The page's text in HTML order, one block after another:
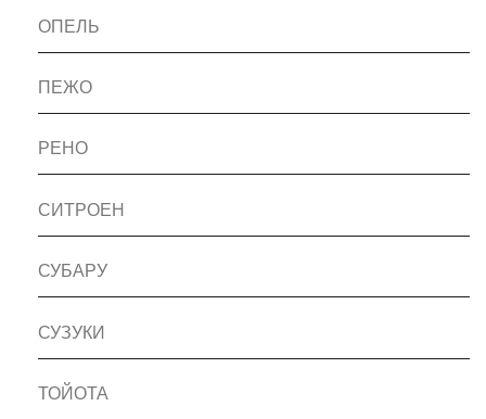
ОПЕЛЬ
ПЕЖО
РЕНО
СИТРОЕН
СУБАРУ
СУЗУКИ
ТОЙОТА